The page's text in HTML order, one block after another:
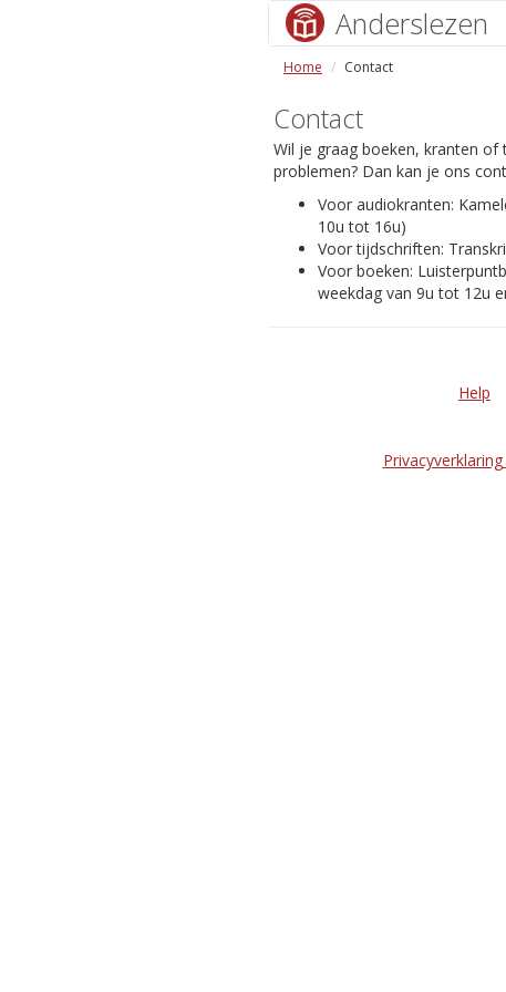
Anderslezen
Home Contact
Contact
Wil je graag boeken, kranten of
problemen? Dan kan je ons
Voor audiokranten:
10u tot 16u)
Voor tijdschriften:
Voor boeken:
weekdag van 9u tot 12u
Help